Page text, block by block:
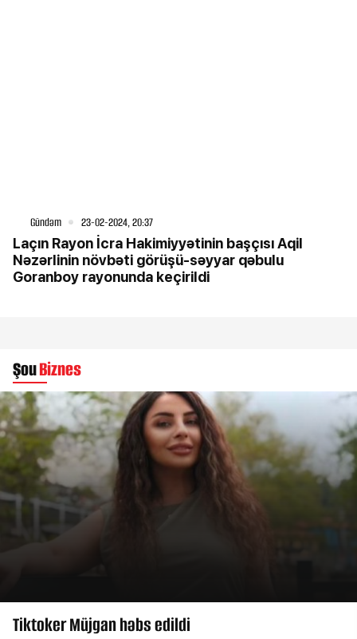
Gündəm 23-02-2024, 20:37
Laçın Rayon İcra Hakimiyyətinin başçısı Aqil
Nəzərlinin növbəti görüşü-səyyar qəbulu
Goranboy rayonunda keçirildi
ŞouBiznes
Tiktoker Müjgan həbs edildi